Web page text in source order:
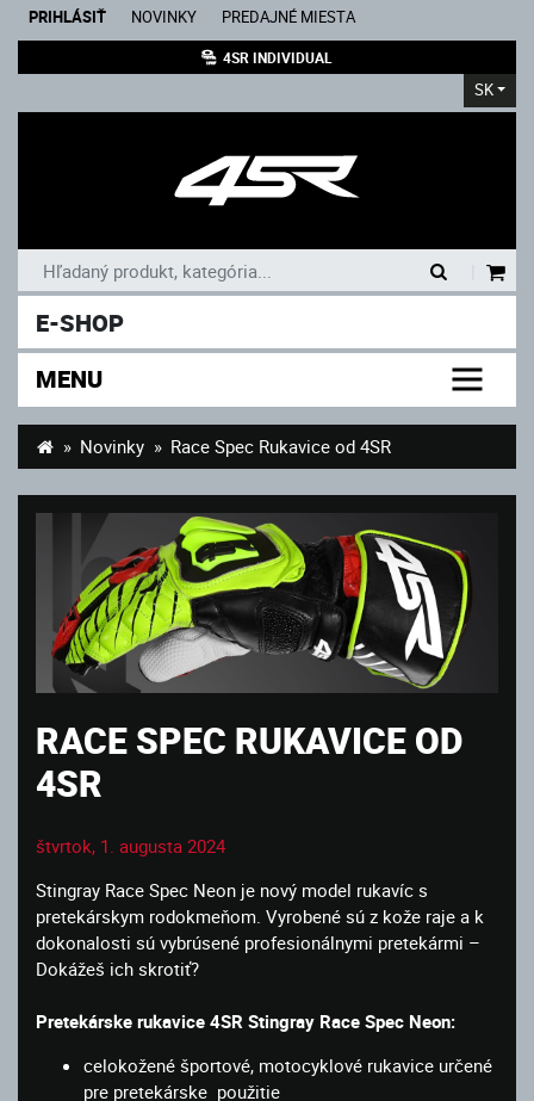
PRIHLÁSIŤ NOVINKY PREDAJNÉ MIESTA
4SR INDIVIDUAL
SK
E-SHOP
MENU
Novinky Race Spec Rukavice od 4SR
RACE SPEC RUKAVICE OD
4SR
štvrtok, 1. augusta 2024
Stingray Race Spec Neon je nový model rukavíc s
pretekárskym rodokmeňom. Vyrobené sú z kože raje a k
dokonalosti sú vybrúsené profesionálnymi pretekármi –
Dokážeš ich skrotiť?
Pretekárske rukavice 4SR Stingray Race Spec Neon:
celokožené športové, motocyklové rukavice určené
pre pretekárske použitie